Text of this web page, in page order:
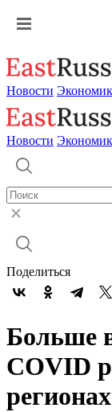
Новости
Новости
Поделиться
Больше
COVID